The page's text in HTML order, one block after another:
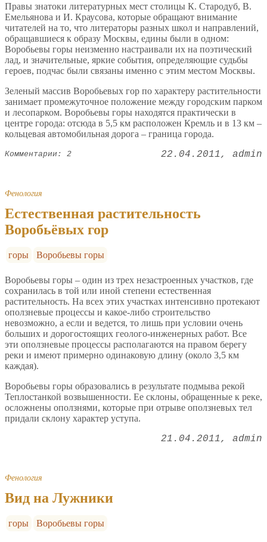
Правы знатоки литературных мест столицы К. Стародуб, В.
Емельянова и И. Краусова, которые обращают внимание
читателей на то, что литераторы разных школ и направлений,
обращавшиеся к образу Москвы, едины были в одном:
Воробьевы горы неизменно настраивали их на поэтический
лад, и значительные, яркие события, определяющие судьбы
героев, подчас были связаны именно с этим местом Москвы.
Зеленый массив Воробьевых гор по характеру растительности
занимает промежуточное положение между городским парком
и лесопарком. Воробьевы горы находятся практически в
центре города: отсюда в 5,5 км расположен Кремль и в 13 км –
кольцевая автомобильная дорога – граница города.
Комментарии: 2 22.04.2011 admin
Фенология
Естественная растительность
Воробьёвых гор
горы Воробьевы горы
Воробьевы горы – один из трех незастроенных участков, где
сохранилась в той или иной степени естественная
растительность. На всех этих участках интенсивно протекают
оползневые процессы и какое-либо строительство
невозможно, а если и ведется, то лишь при условии очень
больших и дорогостоящих геолого-инженерных работ. Все
эти оползневые процессы располагаются на правом берегу
реки и имеют примерно одинаковую длину (около 3,5 км
каждая).
Воробьевы горы образовались в результате подмыва рекой
Теплостанкой возвышенности. Ее склоны, обращенные к реке,
осложнены оползнями, которые при отрыве оползневых тел
придали склону характер уступа.
21.04.2011 admin
Фенология
Вид на Лужники
горы Воробьевы горы